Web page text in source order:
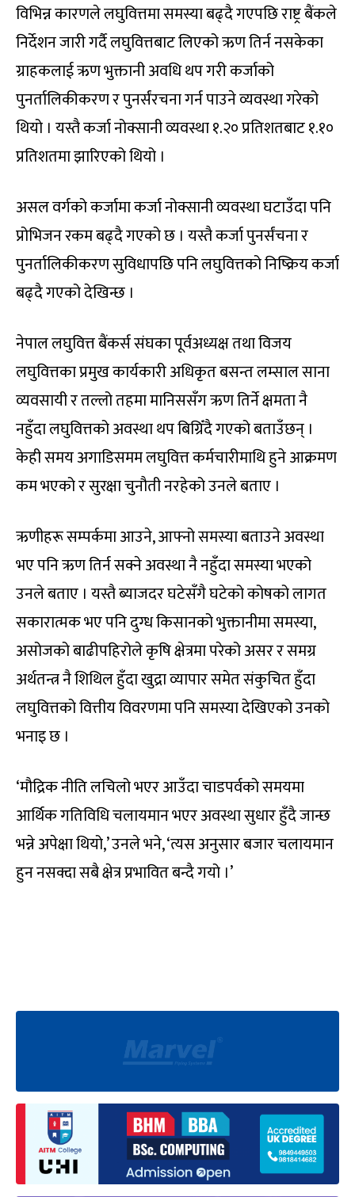
विभिन्न कारणले लघुवित्तमा समस्या बढ्दै गएपछि राष्ट्र बैंकले
निर्देशन जारी गर्दै लघुवित्तबाट लिएको ऋण तिर्न नसकेका
ग्राहकलाई ऋण भुक्तानी अवधि थप गरी कर्जाको
पुनर्तालिकीकरण र पुनर्संरचना गर्न पाउने व्यवस्था गरेको
थियो । यस्तै कर्जा नोक्सानी व्यवस्था १.२० प्रतिशतबाट १.१०
प्रतिशतमा झारिएको थियो ।
असल वर्गको कर्जामा कर्जा नोक्सानी व्यवस्था घटाउँदा पनि
प्रोभिजन रकम बढ्दै गएको छ । यस्तै कर्जा पुनर्संचना र
पुनर्तालिकीकरण सुविधापछि पनि लघुवित्तको निष्क्रिय कर्जा
बढ्दै गएको देखिन्छ ।
नेपाल लघुवित्त बैंकर्स संघका पूर्वअध्यक्ष तथा विजय
लघुवित्तका प्रमुख कार्यकारी अधिकृत बसन्त लम्साल साना
व्यवसायी र तल्लो तहमा मानिससँग ऋण तिर्ने क्षमता नै
नहुँदा लघुवित्तको अवस्था थप बिग्रिँदै गएको बताउँछन् ।
केही समय अगाडिसमम लघुवित्त कर्मचारीमाथि हुने आक्रमण
कम भएको र सुरक्षा चुनौती नरहेको उनले बताए ।
ऋणीहरू सम्पर्कमा आउने, आफ्नो समस्या बताउने अवस्था
भए पनि ऋण तिर्न सक्ने अवस्था नै नहुँदा समस्या भएको
उनले बताए । यस्तै ब्याजदर घटेसँगै घटेको कोषको लागत
सकारात्मक भए पनि दुग्ध किसानको भुक्तानीमा समस्या,
असोजको बाढीपहिरोले कृषि क्षेत्रमा परेको असर र समग्र
अर्थतन्त्र नै शिथिल हुँदा खुद्रा व्यापार समेत संकुचित हुँदा
लघुवित्तको वित्तीय विवरणमा पनि समस्या देखिएको उनको
भनाइ छ ।
‘मौद्रिक नीति लचिलो भएर आउँदा चाडपर्वको समयमा
आर्थिक गतिविधि चलायमान भएर अवस्था सुधार हुँदै जान्छ
भन्ने अपेक्षा थियो,’ उनले भने, ‘त्यस अनुसार बजार चलायमान
हुन नसक्दा सबै क्षेत्र प्रभावित बन्दै गयो ।’